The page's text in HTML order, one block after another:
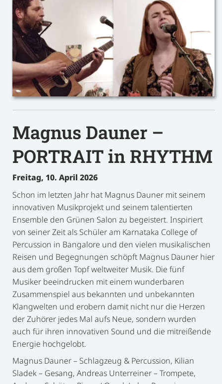
Magnus Dauner –
PORTRAIT in RHYTHM
Freitag, 10. April 2026
Schon im letzten Jahr hat Magnus Dauner mit seinem
innovativen Musikprojekt und seinem talentierten
Ensemble den Grünen Salon zu begeistert. Inspiriert
von seiner Zeit als Schüler am Karnataka College of
Percussion in Bangalore und den vielen musikalischen
Reisen und Begegnungen schöpft Magnus Dauner hier
aus dem großen Topf weltweiter Musik. Die fünf
Musiker beeindrucken mit einem wunderbaren
Zusammenspiel aus bekannten und unbekannten
Klangwelten und erobern damit nicht nur die Herzen
der Zuhörer jedes Mal aufs Neue, sondern wurden
auch für ihren innovativen Sound und die mitreißende
Energie hochgelobt.
Magnus Dauner – Schlagzeug & Percussion, Kilian
Sladek – Gesang, Andreas Unterreiner – Trompete,